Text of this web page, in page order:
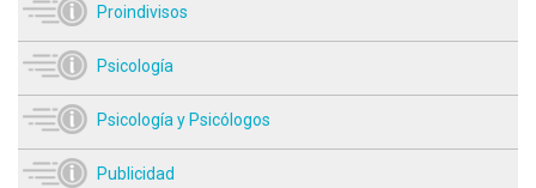
Proindivisos
Psicología
Psicología y Psicólogos
Publicidad